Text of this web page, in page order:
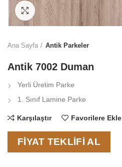
Click to enlarge
Ana Sayfa Antik Parkeler
Antik 7002 Duman
Yerli Üretim Parke
1. Sınıf Lamine Parke
Karşılaştır Favorilere Ekle
FIYAT TEKLIFI AL